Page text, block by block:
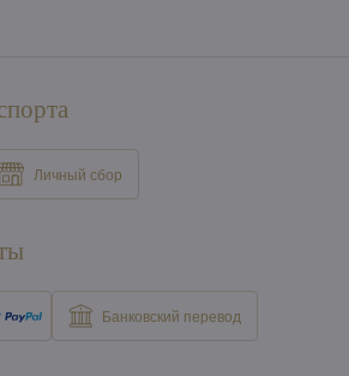
Личный сбор
Банковский перевод